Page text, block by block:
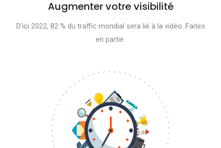
Augmenter votre visibilité
D’ici 2022, 82 % du traffic mondial sera lié à la vidéo. Faites
en partie.